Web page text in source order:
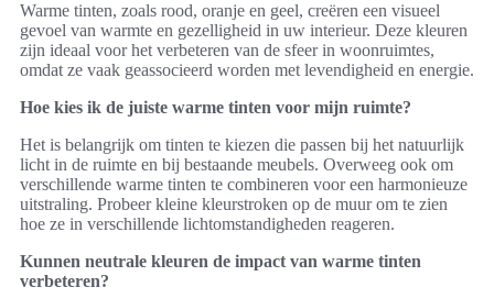
Warme tinten, zoals rood, oranje en geel, creëren een visueel
gevoel van warmte en gezelligheid in uw interieur. Deze kleuren
zijn ideaal voor het verbeteren van de sfeer in woonruimtes,
omdat ze vaak geassocieerd worden met levendigheid en energie.
Hoe kies ik de juiste warme tinten voor mijn ruimte?
Het is belangrijk om tinten te kiezen die passen bij het natuurlijk
licht in de ruimte en bij bestaande meubels. Overweeg ook om
verschillende warme tinten te combineren voor een harmonieuze
uitstraling. Probeer kleine kleurstroken op de muur om te zien
hoe ze in verschillende lichtomstandigheden reageren.
Kunnen neutrale kleuren de impact van warme tinten
verbeteren?